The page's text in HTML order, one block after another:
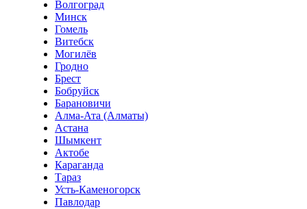
Волгоград
Минск
Гомель
Витебск
Могилёв
Гродно
Брест
Бобруйск
Барановичи
Алма-Ата (Алматы)
Астана
Шымкент
Актобе
Караганда
Тараз
Усть-Каменогорск
Павлодар